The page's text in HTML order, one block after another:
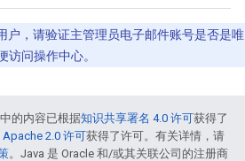
户，请验证主管理员电子邮件账号是否是唯
访问操作中心。
的内容已根据知识共享署名 4.0 许可获得了
Apache 2.0 许可获得了许可。有关详情，请
。Java 是 Oracle 和/或其关联公司的注册商